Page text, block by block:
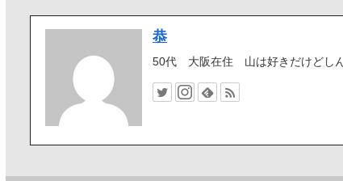
恭
50代 大阪在住 山は好きだけどし